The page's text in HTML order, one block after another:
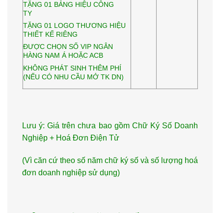
TẶNG 01 BẢNG HIỆU CÔNG
TY
TẶNG 01 LOGO THƯƠNG HIỆU
THIẾT KẾ RIÊNG
ĐƯỢC CHỌN SỐ VIP NGÂN
HÀNG NAM Á HOẶC ACB
KHÔNG PHÁT SINH THÊM PHÍ
(NẾU CÓ NHU CẦU MỞ TK DN)
Lưu ý: Giá trên chưa bao gồm Chữ Ký Số Doanh
Nghiệp + Hoá Đơn Điện Tử
(Vì căn cứ theo số năm chữ ký số và số lượng hoá
đơn doanh nghiệp sử dụng)